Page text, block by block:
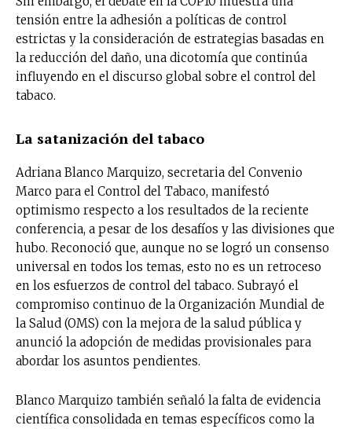
tensión entre la adhesión a políticas de control
estrictas y la consideración de estrategias basadas en
la reducción del daño, una dicotomía que continúa
influyendo en el discurso global sobre el control del
tabaco.
La satanización del tabaco
Adriana Blanco Marquizo, secretaria del Convenio
Marco para el Control del Tabaco, manifestó
optimismo respecto a los resultados de la reciente
conferencia, a pesar de los desafíos y las divisiones que
hubo. Reconoció que, aunque no se logró un consenso
universal en todos los temas, esto no es un retroceso
en los esfuerzos de control del tabaco. Subrayó el
compromiso continuo de la Organización Mundial de
la Salud (OMS) con la mejora de la salud pública y
anunció la adopción de medidas provisionales para
abordar los asuntos pendientes.
Blanco Marquizo también señaló la falta de evidencia
científica consolidada en temas específicos como la